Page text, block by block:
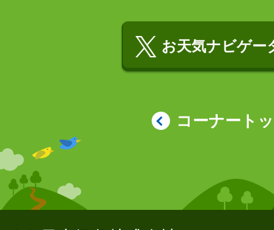
お天気ナビゲー
コーナート